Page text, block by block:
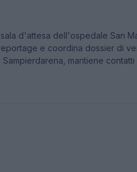
d'attesa dell'ospedale San
e coordina dossier di
mantiene